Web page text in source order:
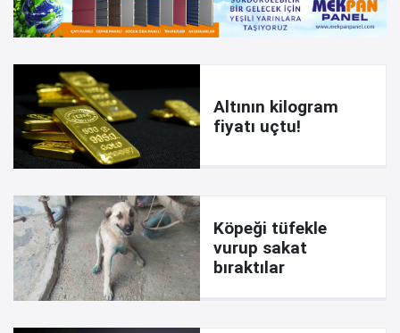
Altının kilogram
fiyatı uçtu!
Köpeği tüfekle
vurup sakat
bıraktılar